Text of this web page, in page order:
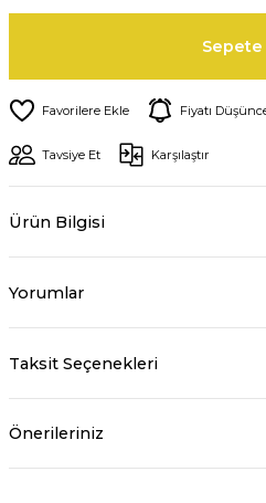
Sepete
Fiyatı
Tavsiye Et Karşılaştır
Ürün Bilgisi
Yorumlar
Taksit Seçenekleri
Önerileriniz